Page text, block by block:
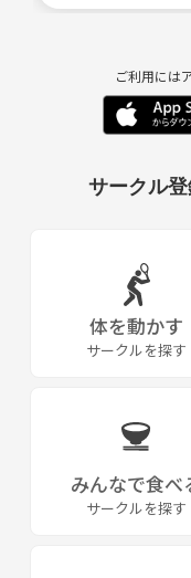
ご利用には
サークル
体を動かす
サークルを探す
みんなで食べ
サークルを探す